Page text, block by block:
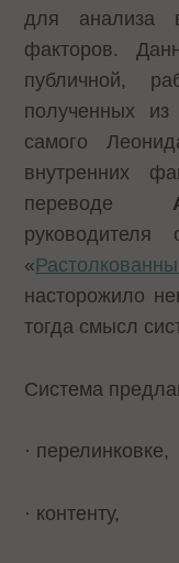
для анализа
факторов.
публичной,
полученных
самого
внутренних
переводе
руководителя
«
насторожило
тогда смысл
Система
· перелинковке,
· контенту,